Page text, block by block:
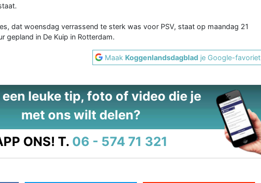
dat woensdag verrassend te sterk was voor PSV, staat op maandag 21
gepland in De Kuip in Rotterdam.
Maak Koggenlandsdagblad je Google-favoriet
een leuke tip, foto of video die je
met ons wilt delen?
ONS! T. 06 - 574 71 321